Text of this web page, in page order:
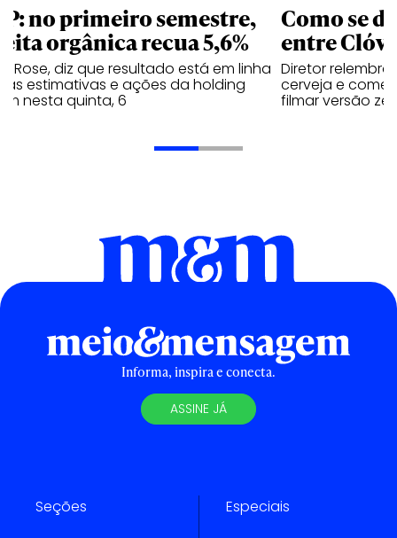
no primeiro semestre,
orgânica recua 5,6%
Rose, diz que resultado está em linha
as estimativas e ações da holding
nesta quinta, 6
Como se
entre
Diretor
cerveja e
filmar versão
Informa, inspira e conecta.
ASSINE JÁ
Seções Especiais